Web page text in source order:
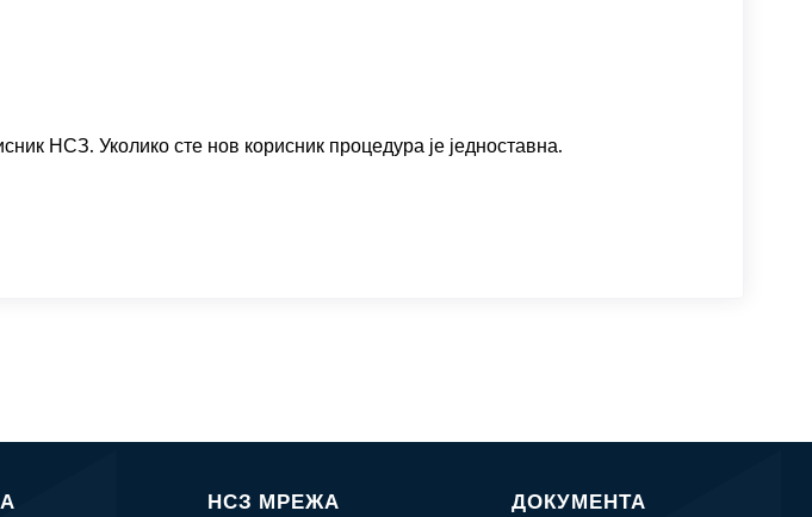
НСЗ. Уколико сте нов корисник процедура је једноставна.
НСЗ МРЕЖА ДОКУМЕНТА